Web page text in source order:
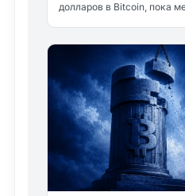
долларов в Bitcoin, пока